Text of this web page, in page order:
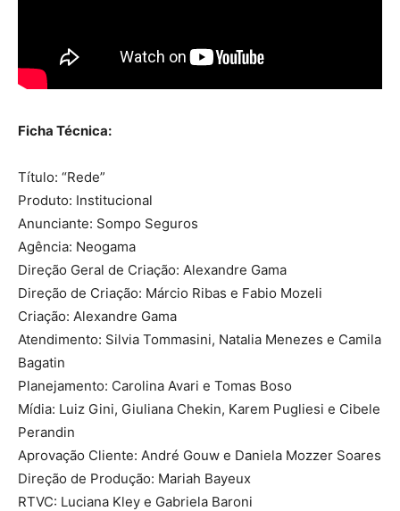
Ficha Técnica:
Título: “Rede”
Produto: Institucional
Anunciante: Sompo Seguros
Agência: Neogama
Direção Geral de Criação: Alexandre Gama
Direção de Criação: Márcio Ribas e Fabio Mozeli
Criação: Alexandre Gama
Atendimento: Silvia Tommasini, Natalia Menezes e Camila
Bagatin
Planejamento: Carolina Avari e Tomas Boso
Mídia: Luiz Gini, Giuliana Chekin, Karem Pugliesi e Cibele
Perandin
Aprovação Cliente: André Gouw e Daniela Mozzer Soares
Direção de Produção: Mariah Bayeux
RTVC: Luciana Kley e Gabriela Baroni